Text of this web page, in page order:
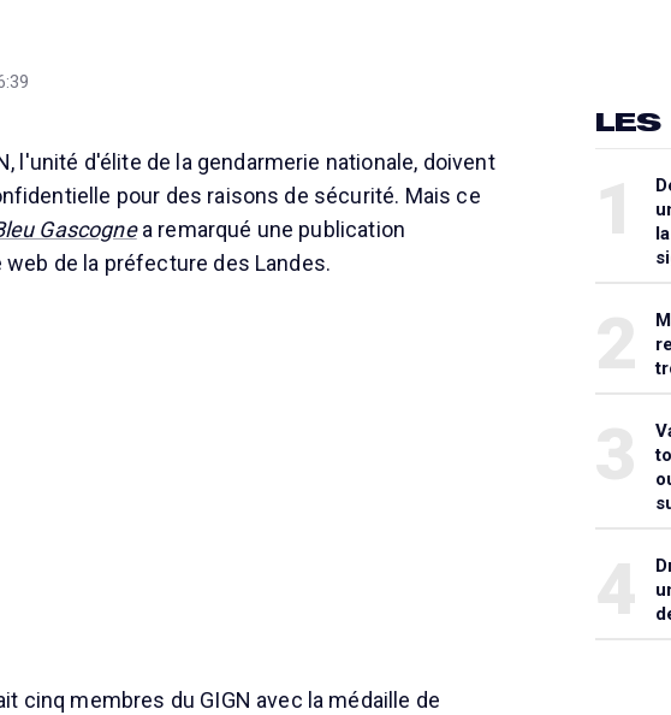
l'unité d'élite de la gendarmerie nationale, doivent
pour des raisons de sécurité. Mais ce
Gascognea remarqué une publication
de la préfecture des Landes.
cinq membres du GIGN avec la médaille de
LES